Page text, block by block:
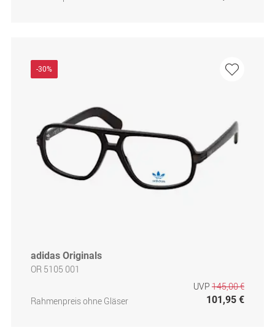
-30%
adidas Originals
OR 5105 001
Rahmenpreis ohne Gläser
UVP 145,00 €
101,95 €